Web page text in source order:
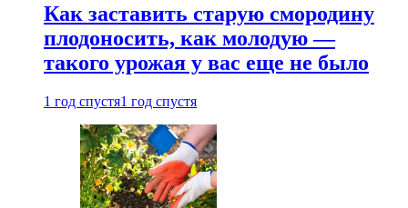
Как заставить старую смородину
плодоносить, как молодую —
такого урожая у вас еще не было
1 год спустя1 год спустя